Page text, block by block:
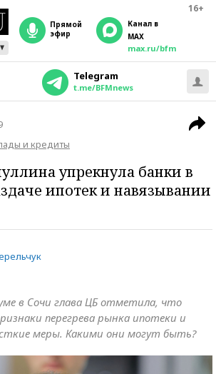
16+
прямой
эфир
Канал в
MAX
max.ru/bfm
Telegram
t.me/BFMnews
и кредиты
упрекнула банки в
ипотек и навязывании
в Сочи глава ЦБ отметила, что
перегрева рынка ипотеки и
меры. Какими они могут быть?